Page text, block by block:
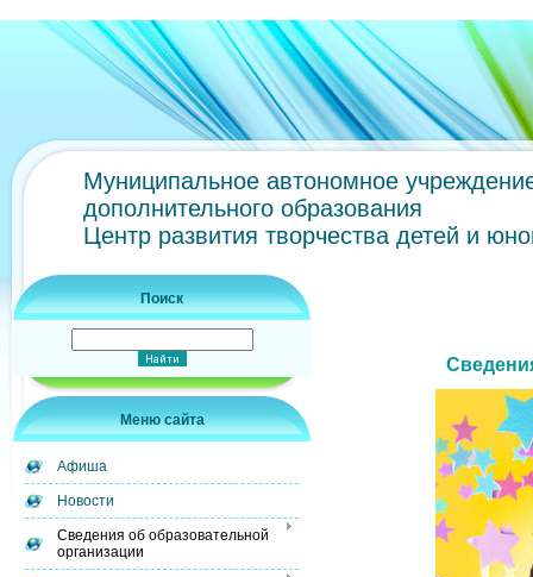
Муниципальное автономное
дополнительного образования
Центр развития творчества детей и
Поиск
Меню сайта
Афиша
Новости
Сведения об образовательной
организации